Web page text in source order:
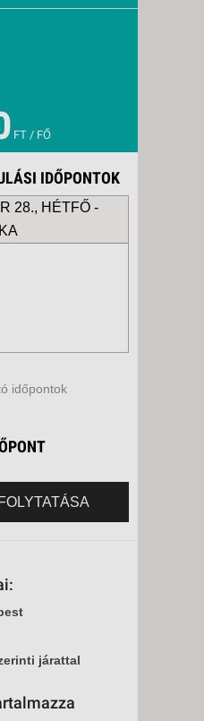
FT / FŐ
IDŐPONTOK
28., HÉTFŐ -
időpontok
járattal